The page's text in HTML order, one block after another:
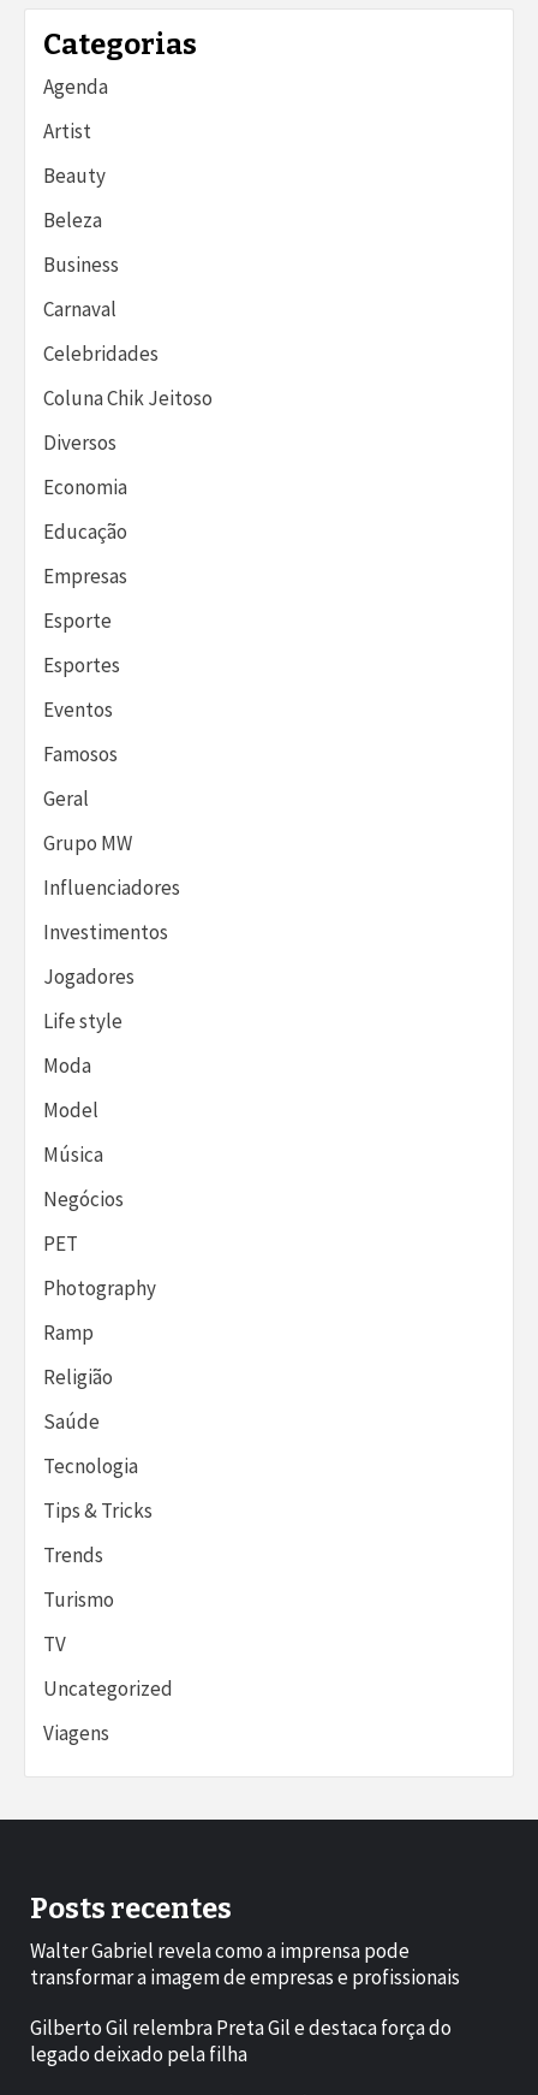
Categorias
Agenda
Artist
Beauty
Beleza
Business
Carnaval
Celebridades
Coluna Chik Jeitoso
Diversos
Economia
Educação
Empresas
Esporte
Esportes
Eventos
Famosos
Geral
Grupo MW
Influenciadores
Investimentos
Jogadores
Life style
Moda
Model
Música
Negócios
PET
Photography
Ramp
Religião
Saúde
Tecnologia
Tips & Tricks
Trends
Turismo
TV
Uncategorized
Viagens
Posts recentes
Walter Gabriel revela como a imprensa pode
transformar a imagem de empresas e profissionais
Gilberto Gil relembra Preta Gil e destaca força do
legado deixado pela filha